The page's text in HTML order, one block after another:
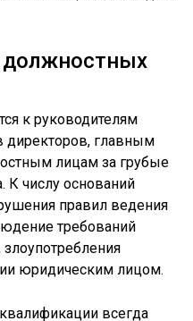
к руководителям
директоров, главным
лицам за грубые
К числу оснований
правил ведения
требований
злоупотребления
юридическим лицом.
всегда